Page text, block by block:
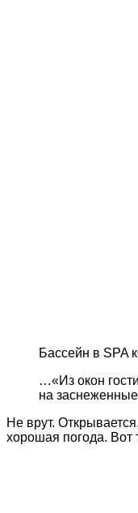
Бассейн в SPA
…«Из окон
на
Не врут.
хорошая погода. Вот